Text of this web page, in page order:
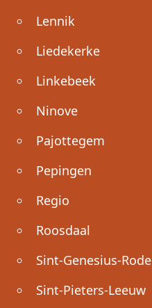
Lennik
Liedekerke
Linkebeek
Ninove
Pajottegem
Pepingen
Regio
Roosdaal
Sint-Genesius-Rode
Sint-Pieters-Leeuw